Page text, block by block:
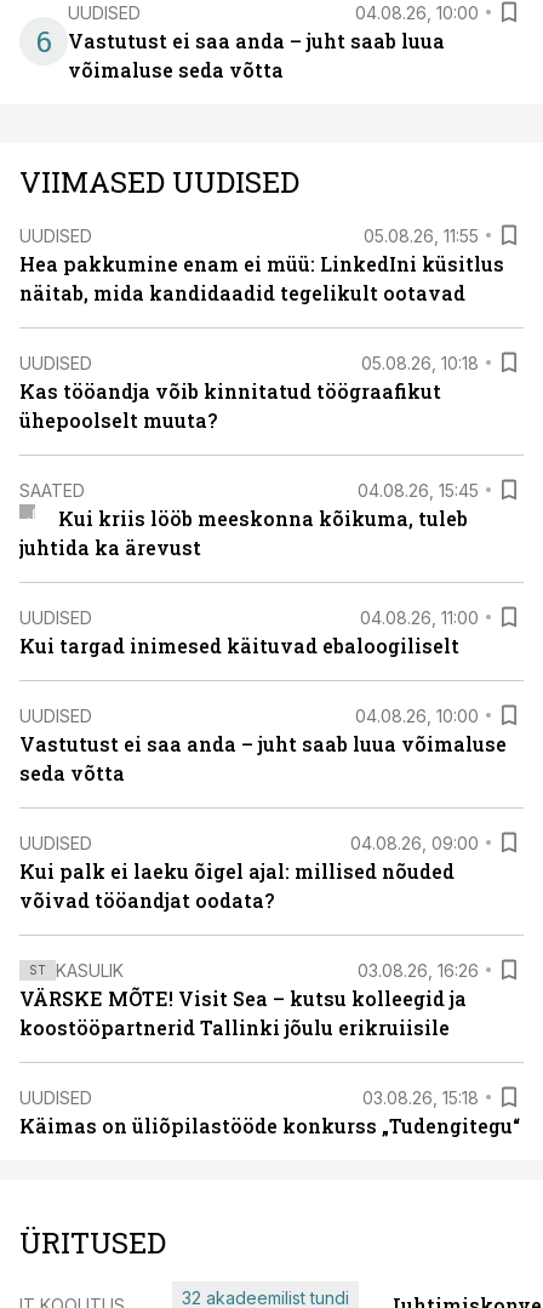
6
UUDISED 04.08.26, 10:00
Vastutust ei saa anda – juht saab luua
võimaluse seda võtta
VIIMASED UUDISED
UUDISED 05.08.26, 11:55
Hea pakkumine enam ei müü: LinkedIni küsitlus
näitab, mida kandidaadid tegelikult ootavad
UUDISED 05.08.26, 10:18
Kas tööandja võib kinnitatud töögraafikut
ühepoolselt muuta?
SAATED 04.08.26, 15:45
Kui kriis lööb meeskonna kõikuma, tuleb
juhtida ka ärevust
UUDISED 04.08.26, 11:00
Kui targad inimesed käituvad ebaloogiliselt
UUDISED 04.08.26, 10:00
Vastutust ei saa anda – juht saab luua võimaluse
seda võtta
UUDISED 04.08.26, 09:00
Kui palk ei laeku õigel ajal: millised nõuded
võivad tööandjat oodata?
ST KASULIK 03.08.26, 16:26
VÄRSKE MÕTE! Visit Sea – kutsu kolleegid ja
koostööpartnerid Tallinki jõulu erikruiisile
UUDISED 03.08.26, 15:18
Käimas on üliõpilastööde konkurss „Tudengitegu“
ÜRITUSED
32 akadeemilist tundi